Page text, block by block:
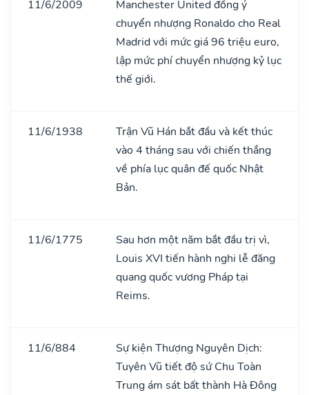
11/6/2009
Manchester United đồng ý
chuyển nhượng Ronaldo cho Real
Madrid với mức giá 96 triệu euro,
lập mức phí chuyển nhượng kỷ lục
thế giới.
11/6/1938
Trận Vũ Hán bắt đầu và kết thúc
vào 4 tháng sau với chiến thắng
về phía lục quân đế quốc Nhật
Bản.
11/6/1775
Sau hơn một năm bắt đầu trị vì,
Louis XVI tiến hành nghi lễ đăng
quang quốc vương Pháp tại
Reims.
11/6/884
Sự kiện Thượng Nguyên Dịch:
Tuyên Vũ tiết độ sứ Chu Toàn
Trung ám sát bất thành Hà Đông